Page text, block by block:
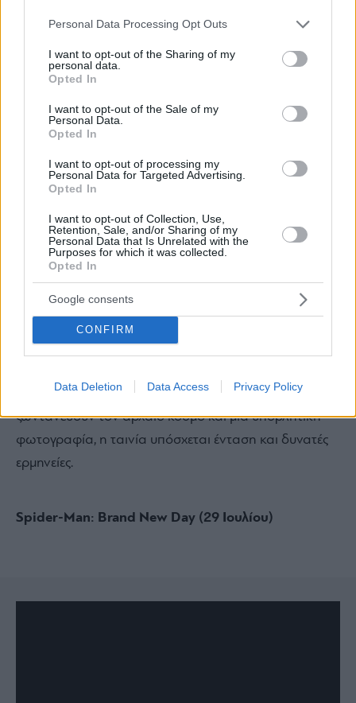
Please note that this website/app uses one or more Google
not limited to your visit or usage behaviour. You may click to
grant or deny consent to Google and its third-party tags to
use your data for below specified purposes in below Google
consent section.
Personal Data Processing Opt Outs
I want to opt-out of the Sharing of my
personal data.
Opted In
I want to opt-out of the Sale of my
Personal Data.
Opted In
I want to opt-out of processing my
Personal Data for Targeted Advertising.
Opted In
I want to opt-out of Collection, Use,
Retention, Sale, and/or Sharing of my
Personal Data that Is Unrelated with the
Purposes for which it was collected.
Opted In
Google consents
CONFIRM
Data Deletion Data Access Privacy Policy
Η κλασική ελληνική μυθολογία συναντά το σύγχρονο,
μεταφέρει το ταξίδι του Οδυσσέα σε μια high-end
κινηματογραφική παραγωγή, η οποία φέρει τη
σκηνοθετική υπογραφή του Κρίστοφερ Νόλαν. Η
ταινία εστιάζει στις μάχες του ήρωα, από την
αναμέτρηση με τους Κύκλωπες και τις Σειρήνες μέχρι
τον προσωπικό του αγώνα να κρατήσει ζωντανή την
διεθνών αστέρων, συγκλονιστικά ψηφιακά εφέ που
ζωντανεύουν τον αρχαίο κόσμο και μια υποβλητική
φωτογραφία, η ταινία υπόσχεται ένταση και δυνατές
ερμηνείες.
Spider-Man: Brand New Day (29 Ιουλίου)